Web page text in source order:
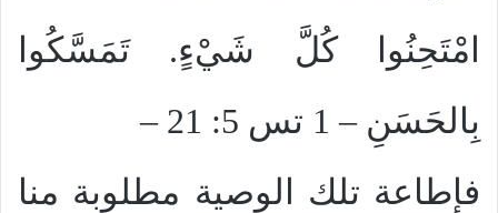
امْتَحِنُوا كُلَّ شَيْءٍ. تَمَسَّكُوا
بِالحَسَنِ – 1 تس 5: 21 –
فإطاعة تلك الوصية مطلوبة منا